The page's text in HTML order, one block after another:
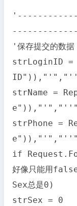
'保存提交的数据
strLoginID =
strName =
strPhone =
if
好像只能用
Sex总是0)
strSex = 0